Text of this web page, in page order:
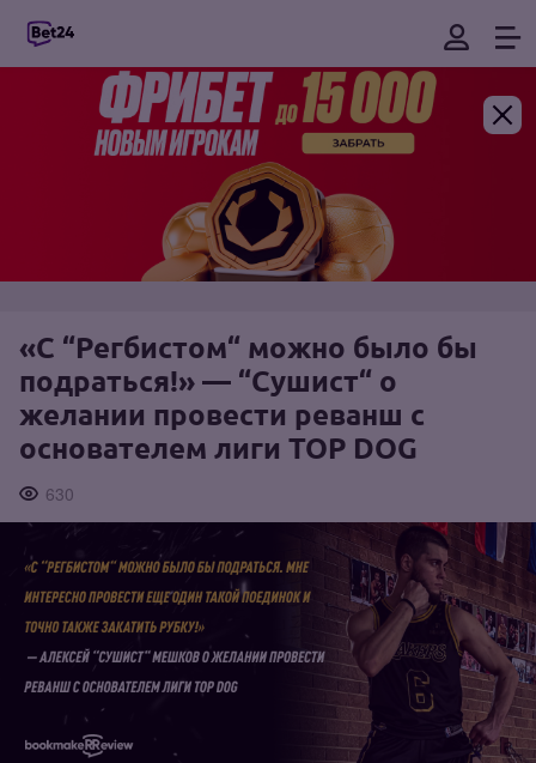
«С “Регбистом“ можно было бы
подраться!» — “Сушист“ о
желании провести реванш с
основателем лиги TOP DOG
630